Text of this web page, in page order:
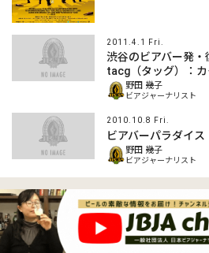
2011.4.1 Fri.
渋谷のビアバー発
tacg（タッグ）：
野田 幾子
ビアジャーナリスト
2010.10.8 Fri.
ビアバーパラダイス
野田 幾子
ビアジャーナリスト